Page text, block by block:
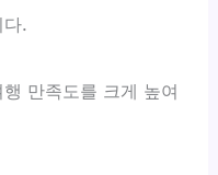
.
만족도를 크게 높여